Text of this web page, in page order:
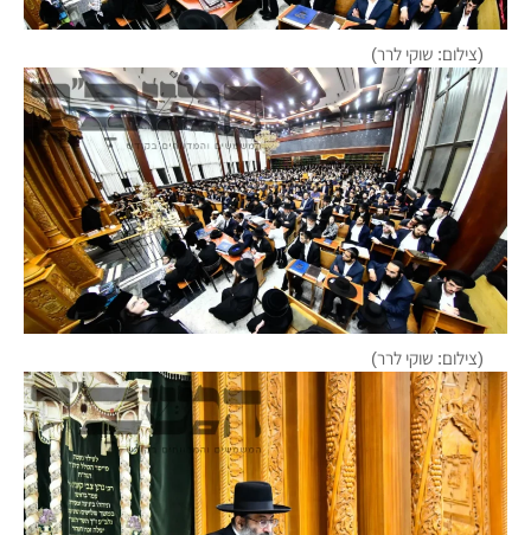
(צילום: שוקי לרר)
(צילום: שוקי לרר)